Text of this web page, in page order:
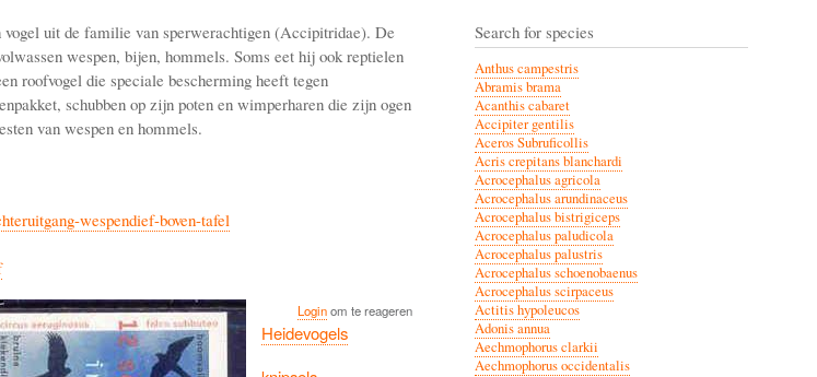
vogel uit de familie van sperwerachtigen (Accipitridae). De
wespen, bijen, hommels. Soms eet hij ook reptielen
roofvogel die speciale bescherming heeft tegen
schubben op zijn poten en wimperharen die zijn ogen
van wespen en hommels.
wespendief-boven-tafel
Loginom te reageren
Heidevogels
Search for species
Anthus campestris
Abramis brama
Acanthis cabaret
Accipiter gentilis
Aceros Subruficollis
Acris crepitans blanchardi
Acrocephalus agricola
Acrocephalus arundinaceus
Acrocephalus bistrigiceps
Acrocephalus paludicola
Acrocephalus palustris
Acrocephalus schoenobaenus
Acrocephalus scirpaceus
Actitis hypoleucos
Adonis annua
Aechmophorus clarkii
Aechmophorus occidentalis